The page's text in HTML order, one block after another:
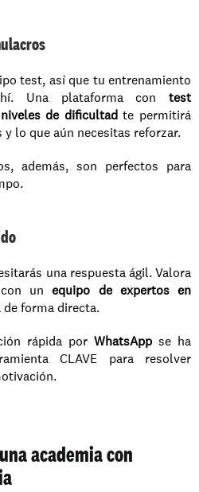
test, así que tu entrenamiento
Una plataforma con test
de dificultad te permitirá
lo que aún necesitas reforzar.
además, son perfectos para
una respuesta ágil. Valora
con un equipo de expertos en
de forma directa.
rápida por WhatsApp se ha
CLAVE para resolver
academia con